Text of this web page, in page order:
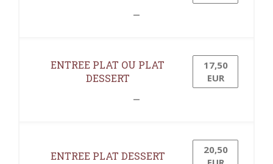
ENTREE PLAT OU PLAT
DESSERT
17,50
EUR
ENTREE PLAT DESSERT
20,50